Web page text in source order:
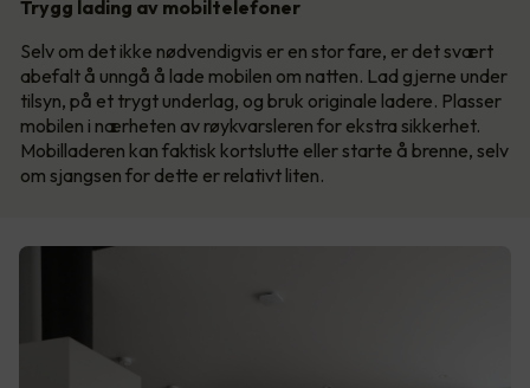
Trygg lading av mobiltelefoner
Selv om det ikke nødvendigvis er en stor fare, er det svært
abefalt å unngå å lade mobilen om natten. Lad gjerne under
tilsyn, på et trygt underlag, og bruk originale ladere. Plasser
mobilen i nærheten av røykvarsleren for ekstra sikkerhet.
Mobilladeren kan faktisk kortslutte eller starte å brenne, selv
om sjangsen for dette er relativt liten.